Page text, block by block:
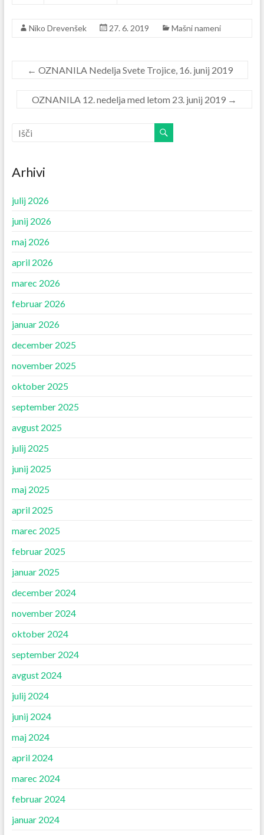
Niko Drevenšek 27. 6. 2019 Mašni nameni
← OZNANILA Nedelja Svete Trojice, 16. junij 2019
OZNANILA 12. nedelja med letom 23. junij 2019 →
Arhivi
julij 2026
junij 2026
maj 2026
april 2026
marec 2026
februar 2026
januar 2026
december 2025
november 2025
oktober 2025
september 2025
avgust 2025
julij 2025
junij 2025
maj 2025
april 2025
marec 2025
februar 2025
januar 2025
december 2024
november 2024
oktober 2024
september 2024
avgust 2024
julij 2024
junij 2024
maj 2024
april 2024
marec 2024
februar 2024
januar 2024